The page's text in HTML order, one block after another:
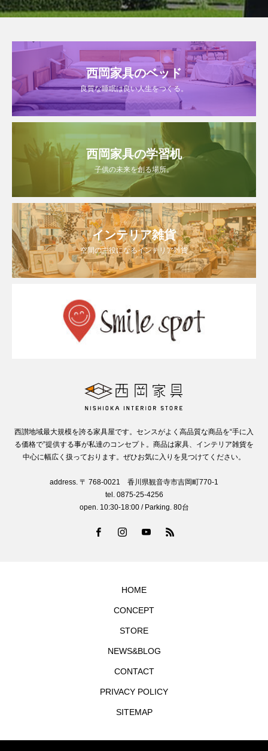
西岡家具のベッド
良質な睡眠は良い人生をつくる。
西岡家具の学習机
子供の未来を創る場所。
インテリア雑貨
空間の主役になるインテリア雑貨
西讃地域最大規模を誇る家具屋です。センスがよく高品質な商品を“手に入
る価格で”提供する事が私達のコンセプト。商品は家具、インテリア雑貨を
中心に幅広く扱っております。ぜひお気に入りを見つけてください。
address. 〒 768-0021 香川県観音寺市吉岡町770-1
tel. 0875-25-4256
open. 10:30-18:00 / Parking. 80台
HOME
CONCEPT
STORE
NEWS&BLOG
CONTACT
PRIVACY POLICY
SITEMAP